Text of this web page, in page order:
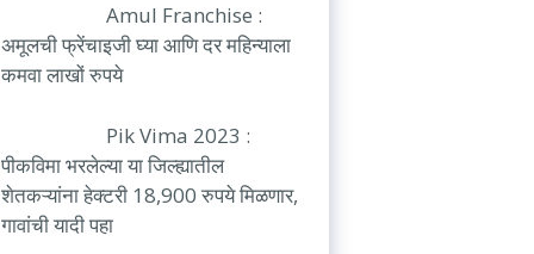
Amul Franchise :
अमूलची फ्रेंचाइजी घ्या आणि दर महिन्याला
कमवा लाखों रुपये
Pik Vima 2023 :
पीकविमा भरलेल्या या जिल्ह्यातील
शेतकऱ्यांना हेक्टरी 18,900 रुपये मिळणार,
गावांची यादी पहा